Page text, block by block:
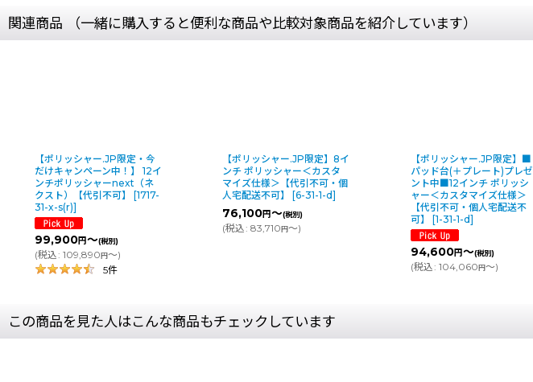
関連商品 （一緒に購入すると便利な商品や比較対象商品を紹介しています）
【ポリッシャー.JP限定・今
だけキャンペーン中！】 12イ
ンチポリッシャーnext（ネ
クスト）【代引不可】
[1717-
31-x-s(r)]
99,900円～(税別)
(税込: 109,890円～)
5件
【ポリッシャー.JP限定】8イ
ンチ ポリッシャー＜カスタ
マイズ仕様＞【代引不可・個
人宅配送不可】
[6-31-1-d]
76,100円～(税別)
(税込: 83,710円～)
【ポリッシャー.JP限定】■
パッド台(＋プレート)プレゼ
ント中■12インチ ポリッシ
ャー＜カスタマイズ仕様＞
【代引不可・個人宅配送不
可】
[1-31-1-d]
94,600円～(税別)
(税込: 104,060円～)
この商品を見た人はこんな商品もチェックしています